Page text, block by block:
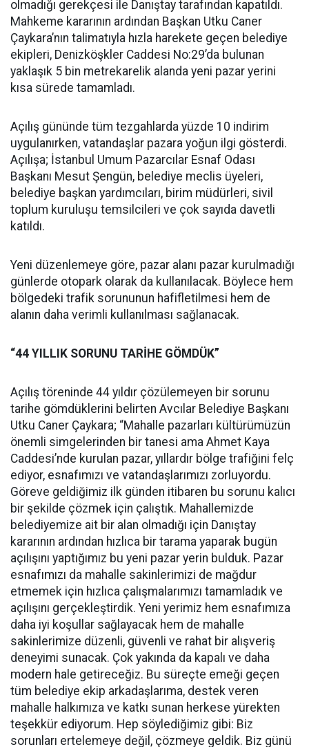
olmadığı gerekçesi ile Danıştay tarafından kapatıldı.
Mahkeme kararının ardından Başkan Utku Caner
Çaykara’nın talimatıyla hızla harekete geçen belediye
ekipleri, Denizköşkler Caddesi No:29’da bulunan
yaklaşık 5 bin metrekarelik alanda yeni pazar yerini
kısa sürede tamamladı.
Açılış gününde tüm tezgahlarda yüzde 10 indirim
uygulanırken, vatandaşlar pazara yoğun ilgi gösterdi.
Açılışa; İstanbul Umum Pazarcılar Esnaf Odası
Başkanı Mesut Şengün, belediye meclis üyeleri,
belediye başkan yardımcıları, birim müdürleri, sivil
toplum kuruluşu temsilcileri ve çok sayıda davetli
katıldı.
Yeni düzenlemeye göre, pazar alanı pazar kurulmadığı
günlerde otopark olarak da kullanılacak. Böylece hem
bölgedeki trafik sorununun hafifletilmesi hem de
alanın daha verimli kullanılması sağlanacak.
“44 YILLIK SORUNU TARİHE GÖMDÜK”
Açılış töreninde 44 yıldır çözülemeyen bir sorunu
tarihe gömdüklerini belirten Avcılar Belediye Başkanı
Utku Caner Çaykara; “Mahalle pazarları kültürümüzün
önemli simgelerinden bir tanesi ama Ahmet Kaya
Caddesi’nde kurulan pazar, yıllardır bölge trafiğini felç
ediyor, esnafımızı ve vatandaşlarımızı zorluyordu.
Göreve geldiğimiz ilk günden itibaren bu sorunu kalıcı
bir şekilde çözmek için çalıştık. Mahallemizde
belediyemize ait bir alan olmadığı için Danıştay
kararının ardından hızlıca bir tarama yaparak bugün
açılışını yaptığımız bu yeni pazar yerin bulduk. Pazar
esnafımızı da mahalle sakinlerimizi de mağdur
etmemek için hızlıca çalışmalarımızı tamamladık ve
açılışını gerçekleştirdik. Yeni yerimiz hem esnafımıza
daha iyi koşullar sağlayacak hem de mahalle
sakinlerimize düzenli, güvenli ve rahat bir alışveriş
deneyimi sunacak. Çok yakında da kapalı ve daha
modern hale getireceğiz. Bu süreçte emeği geçen
tüm belediye ekip arkadaşlarıma, destek veren
mahalle halkımıza ve katkı sunan herkese yürekten
teşekkür ediyorum. Hep söylediğimiz gibi: Biz
sorunları ertelemeye değil, çözmeye geldik. Biz günü